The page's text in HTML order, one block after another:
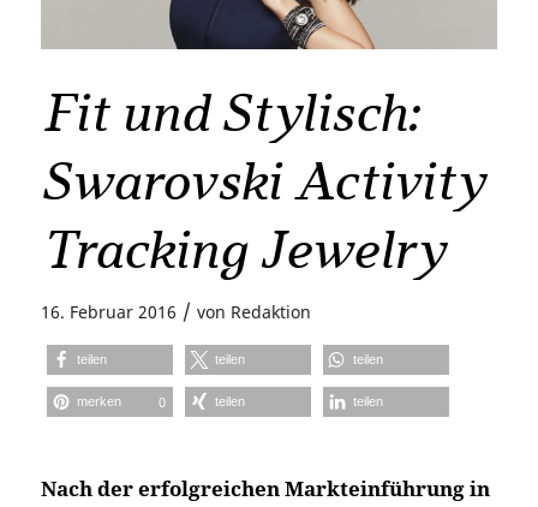
Fit und Stylisch:
Swarovski Activity
Tracking Jewelry
16. Februar 2016 / von Redaktion
teilen teilen teilen
merken 0 teilen teilen
Nach der erfolgreichen Markteinführung in